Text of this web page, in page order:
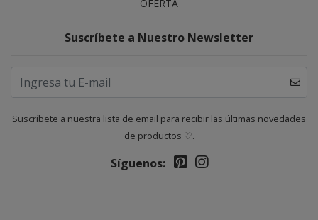
OFERTA
Suscríbete a Nuestro Newsletter
Suscríbete a nuestra lista de email para recibir las últimas novedades
de productos ♡.
Síguenos: